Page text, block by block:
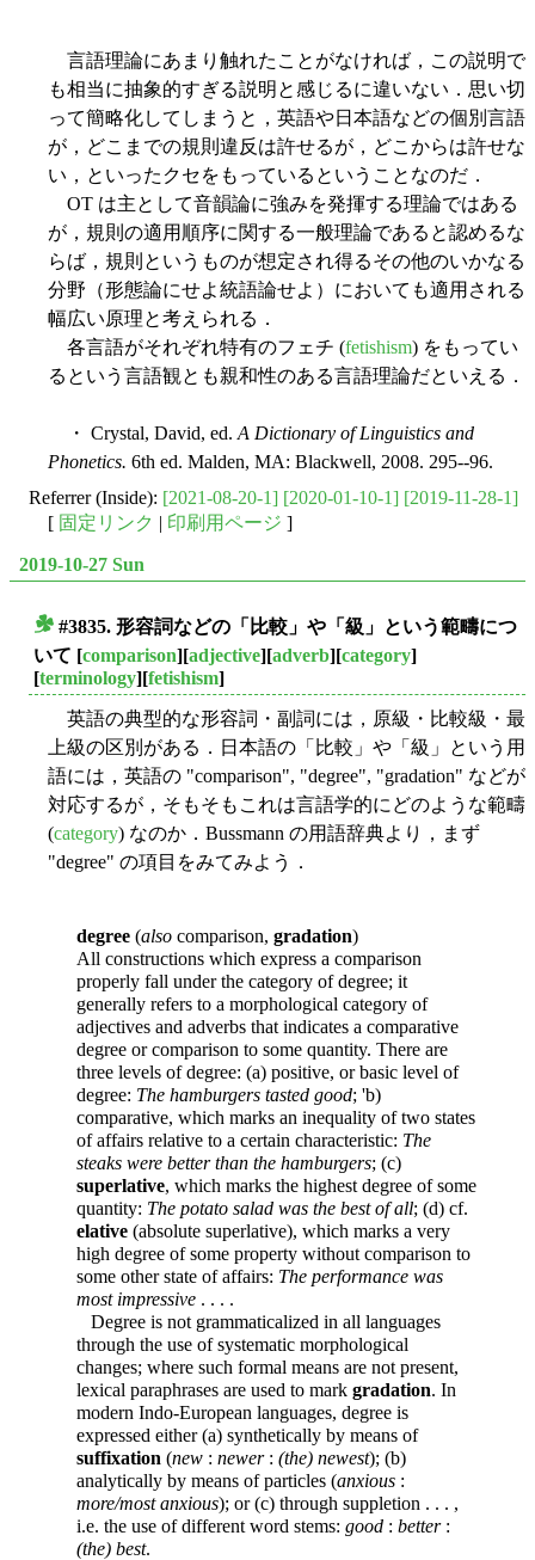
言語理論にあまり触れたことがなければ，この説明で
も相当に抽象的すぎる説明と感じるに違いない．思い切
って簡略化してしまうと，英語や日本語などの個別言語
が，どこまでの規則違反は許せるが，どこからは許せな
い，といったクセをもっているということなのだ．
OT は主として音韻論に強みを発揮する理論ではある
が，規則の適用順序に関する一般理論であると認めるな
らば，規則というものが想定され得るその他のいかなる
分野（形態論にせよ統語論せよ）においても適用される
幅広い原理と考えられる．
各言語がそれぞれ特有のフェチ (fetishism) をもってい
るという言語観とも親和性のある言語理論だといえる．
・ Crystal, David, ed.A Dictionary of Linguistics and
Phonetics. 6th ed. Malden, MA: Blackwell, 2008. 295--96.
Referrer (Inside): [2021-08-20-1] [2020-01-10-1] [2019-11-28-1]
[ 固定リンク 印刷用ページ ]
2019-10-27 Sun
#3835. 形容詞などの「比較」や「級」という範疇につ
いて [comparison][adjective][adverb][category]
[terminology][fetishism]
英語の典型的な形容詞・副詞には，原級・比較級・最
上級の区別がある．日本語の「比較」や「級」という用
語には，英語の "comparison", "degree", "gradation" などが
対応するが，そもそもこれは言語学的にどのような範疇
(category) なのか．Bussmann の用語辞典より，まず
"degree" の項目をみてみよう．
degree (also comparison, gradation)
All constructions which express a comparison
properly fall under the category of degree; it
generally refers to a morphological category of
adjectives and adverbs that indicates a comparative
degree or comparison to some quantity. There are
three levels of degree: (a) positive, or basic level of
degree: The hamburgers tasted good; 'b)
comparative, which marks an inequality of two states
of affairs relative to a certain characteristic: The
steaks were better than the hamburgers; (c)
superlative, which marks the highest degree of some
quantity: The potato salad was the best of all; (d) cf.
elative (absolute superlative), which marks a very
high degree of some property without comparison to
some other state of affairs: The performance was
most impressive . . . .
Degree is not grammaticalized in all languages
through the use of systematic morphological
changes; where such formal means are not present,
lexical paraphrases are used to mark gradation. In
modern Indo-European languages, degree is
expressed either (a) synthetically by means of
suffixation (new : newer: (the) newest); (b)
analytically by means of particles (anxious :
more/most anxious); or (c) through suppletion . . . ,
i.e. the use of different word stems: good : better:
(the) best.